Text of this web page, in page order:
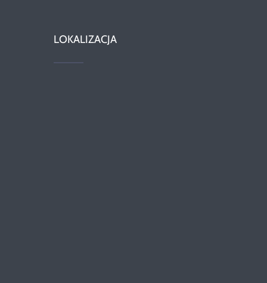
LOKALIZACJA